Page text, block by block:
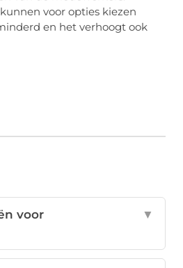
voor opties kiezen
en het verhoogt ook
voor
▼